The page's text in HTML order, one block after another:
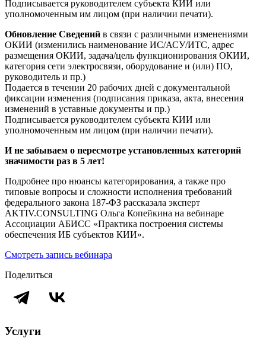
Подписывается руководителем субъекта КИИ или
уполномоченным им лицом (при наличии печати).
Обновление Сведений в связи с различными изменениями
ОКИИ (изменились наименование ИС/АСУ/ИТС, адрес
размещения ОКИИ, задача/цель функционирования ОКИИ,
категория сети электросвязи, оборудование и (или) П​​О,
руководитель и пр.)
Подается в течении 20 рабочих дней с документальной
фиксации изменения (подписания приказа, акта, внесения
изменений в уставные документы и пр.)
Подписывается руководителем субъекта КИИ или
уполномоченным им лицом (при наличии печати).
И не забываем о пересмотре установленных категорий
значимости раз в 5 лет!
Подробнее про нюансы категорирования, а также про
типовые вопросы и сложности исполнения требований
федерального закона 187-ФЗ рассказала эксперт
AKTIV.CONSULTING Ольга Копейкина на вебинаре
Ассоциации АБИСС «Практика построения системы
обеспечения ИБ субъектов КИИ».
Смотреть запись вебинара
Поделиться
Услуги